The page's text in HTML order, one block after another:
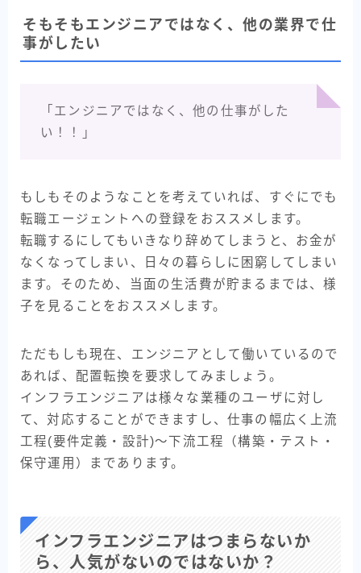
そもそもエンジニアではなく、他の業界で仕
事がしたい
「エンジニアではなく、他の仕事がした
い！！」
もしもそのようなことを考えていれば、すぐにでも
転職エージェントへの登録をおススメします。
転職するにしてもいきなり辞めてしまうと、お金が
なくなってしまい、日々の暮らしに困窮してしまい
ます。そのため、当面の生活費が貯まるまでは、様
子を見ることをおススメします。
ただもしも現在、エンジニアとして働いているので
あれば、配置転換を要求してみましょう。
インフラエンジニアは様々な業種のユーザに対し
て、対応することができますし、仕事の幅広く上流
工程(要件定義・設計)～下流工程（構築・テスト・
保守運用）まであります。
インフラエンジニアはつまらないか
ら、人気がないのではないか？